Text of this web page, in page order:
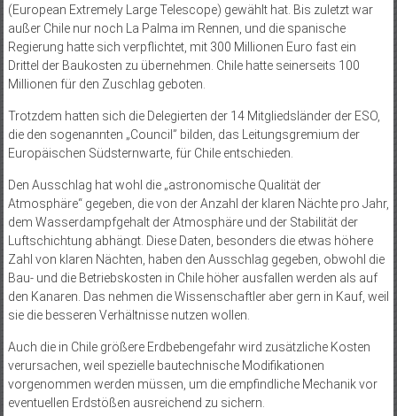
(European Extremely Large Telescope) gewählt hat. Bis zuletzt war
außer Chile nur noch La Palma im Rennen, und die spanische
Regierung hatte sich verpflichtet, mit 300 Millionen Euro fast ein
Drittel der Baukosten zu übernehmen. Chile hatte seinerseits 100
Millionen für den Zuschlag geboten.
Trotzdem hatten sich die Delegierten der 14 Mitgliedsländer der ESO,
die den sogenannten „Council” bilden, das Leitungsgremium der
Europäischen Südsternwarte, für Chile entschieden.
Den Ausschlag hat wohl die „astronomische Qualität der
Atmosphäre“ gegeben, die von der Anzahl der klaren Nächte pro Jahr,
dem Wasserdampfgehalt der Atmosphäre und der Stabilität der
Luftschichtung abhängt. Diese Daten, besonders die etwas höhere
Zahl von klaren Nächten, haben den Ausschlag gegeben, obwohl die
Bau- und die Betriebskosten in Chile höher ausfallen werden als auf
den Kanaren. Das nehmen die Wissenschaftler aber gern in Kauf, weil
sie die besseren Verhältnisse nutzen wollen.
Auch die in Chile größere Erdbebengefahr wird zusätzliche Kosten
verursachen, weil spezielle bautechnische Modifikationen
vorgenommen werden müssen, um die empfindliche Mechanik vor
eventuellen Erdstößen ausreichend zu sichern.